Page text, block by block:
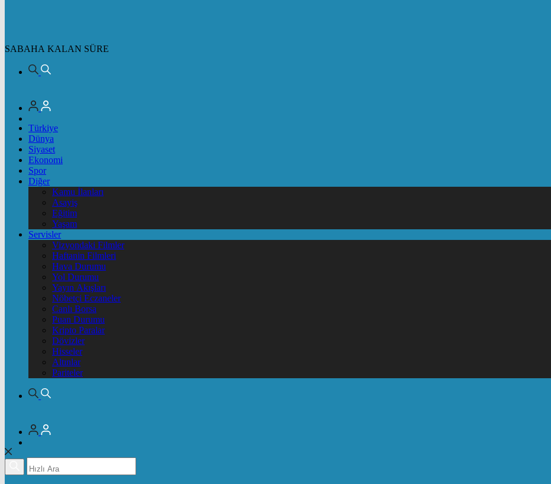
SABAHA KALAN SÜRE
Türkiye
Dünya
Siyaset
Ekonomi
Spor
Diğer
Kamu İlanları
Asayiş
Eğitim
Yaşam
Servisler
Vizyondaki Filmler
Haftanin Filmleri
Hava Durumu
Yol Durumu
Yayın Akışları
Nöbetçi Eczaneler
Canlı Borsa
Puan Durumu
Kripto Paralar
Dövizler
Hisseler
Altınlar
Pariteler